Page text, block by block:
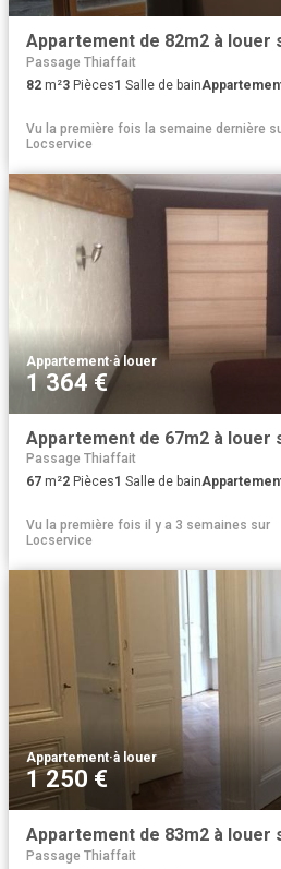
Appartement de 82m2 à louer
Passage Thiaffait
82 m²3 Pièces1 Salle de bain
Vu la première fois la semaine dernière
Locservice
Appartement·à louer
1 364 €
Appartement de 67m2 à louer
Passage Thiaffait
67 m²2 Pièces1 Salle de bain
Vu la première fois il y a 3 semaines sur
Locservice
Appartement·à louer
1 250 €
Appartement de 83m2 à louer
Passage Thiaffait